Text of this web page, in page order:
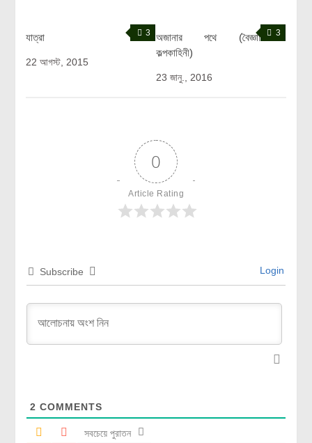
3
যাত্রা
22 আগস্ট, 2015
3
অজানার পথে (বৈজ্ঞানিক
কল্পকাহিনী)
23 জানু., 2016
0
Article Rating
Subscribe Login
2 COMMENTS
সবচেয়ে পুরাতন